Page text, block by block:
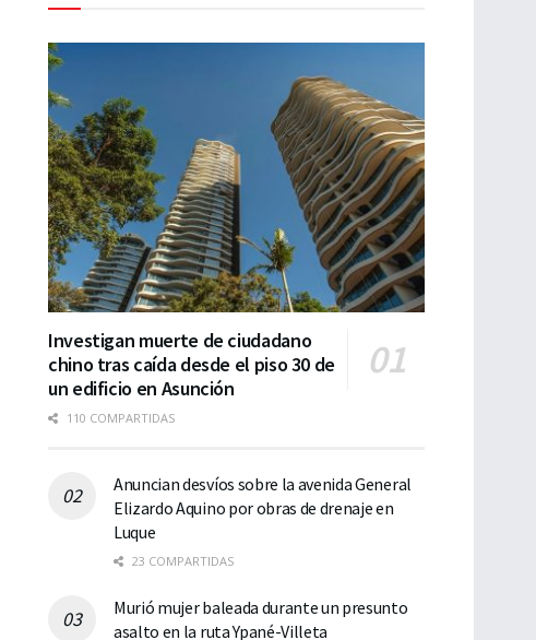
Investigan muerte de ciudadano
chino tras caída desde el piso 30 de
un edificio en Asunción
110 COMPARTIDAS
Anuncian desvíos sobre la avenida General
Elizardo Aquino por obras de drenaje en
Luque
23 COMPARTIDAS
Murió mujer baleada durante un presunto
asalto en la ruta Ypané-Villeta